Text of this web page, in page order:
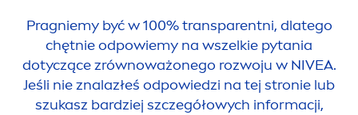
Pragniemy być w 100% transparentni, dlatego
chętnie odpowiemy na wszelkie pytania
dotyczące zrównoważonego rozwoju w NIVEA.
Jeśli nie znalazłeś odpowiedzi na tej stronie lub
szukasz bardziej szczegółowych informacji,